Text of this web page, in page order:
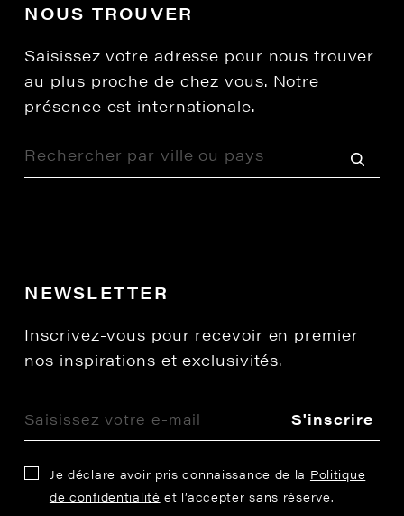
NOUS TROUVER
Saisissez votre adresse pour nous trouver
au plus proche de chez vous. Notre
présence est internationale.
NEWSLETTER
Inscrivez-vous pour recevoir en premier
nos inspirations et exclusivités.
S'inscrire
Je déclare avoir pris connaissance de la Politique
de confidentialité et l’accepter sans réserve.